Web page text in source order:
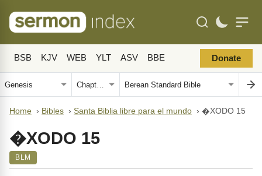
BSB KJV WEB YLT ASV BBE Donate
Home › Bibles › Santa Biblia libre para el mundo › �XODO 15
�XODO 15
BLM